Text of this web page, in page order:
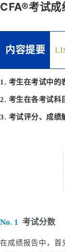
CFA®考试成
内容提要
1. 考生在考试中的
2. 考生在各考试科
3. 考试评分、成绩
No. 1 考试分数
在成绩报告中，首